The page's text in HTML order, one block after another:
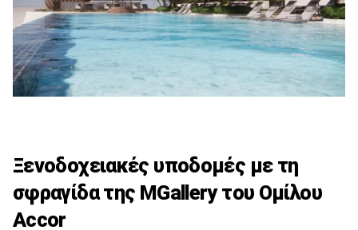
Ξενοδοχειακές υποδομές με τη
σφραγίδα της ΜGallery του Ομίλου
Accor